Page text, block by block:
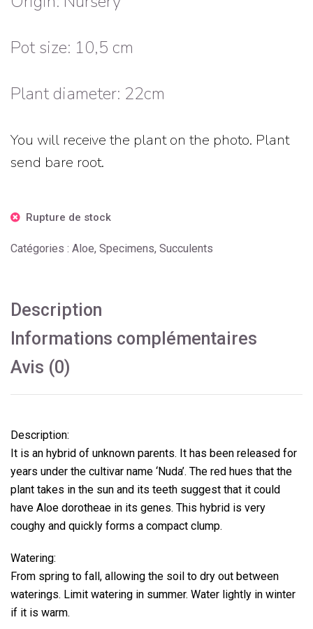
Pot size: 10,5 cm
Plant diameter: 22cm
You will receive the plant on the photo. Plant
send bare root.
Rupture de stock
Catégories : Aloe, Specimens, Succulents
Description
Informations complémentaires
Avis (0)
Description:
It is an hybrid of unknown parents. It has been released for
years under the cultivar name ‘Nuda’. The red hues that the
plant takes in the sun and its teeth suggest that it could
have Aloe dorotheae in its genes. This hybrid is very
coughy and quickly forms a compact clump.
Watering:
From spring to fall, allowing the soil to dry out between
waterings. Limit watering in summer. Water lightly in winter
if it is warm.